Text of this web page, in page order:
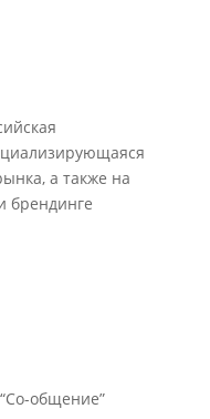
а также на
брендинге
общение”